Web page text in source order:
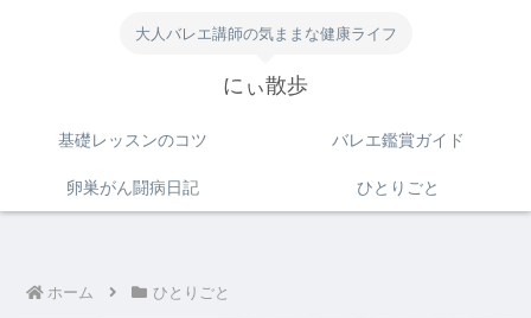
大人バレエ講師の気ままな健康ライフ
にぃ散歩
基礎レッスンのコツ バレエ鑑賞ガイド
卵巣がん闘病日記 ひとりごと
ホーム ひとりごと